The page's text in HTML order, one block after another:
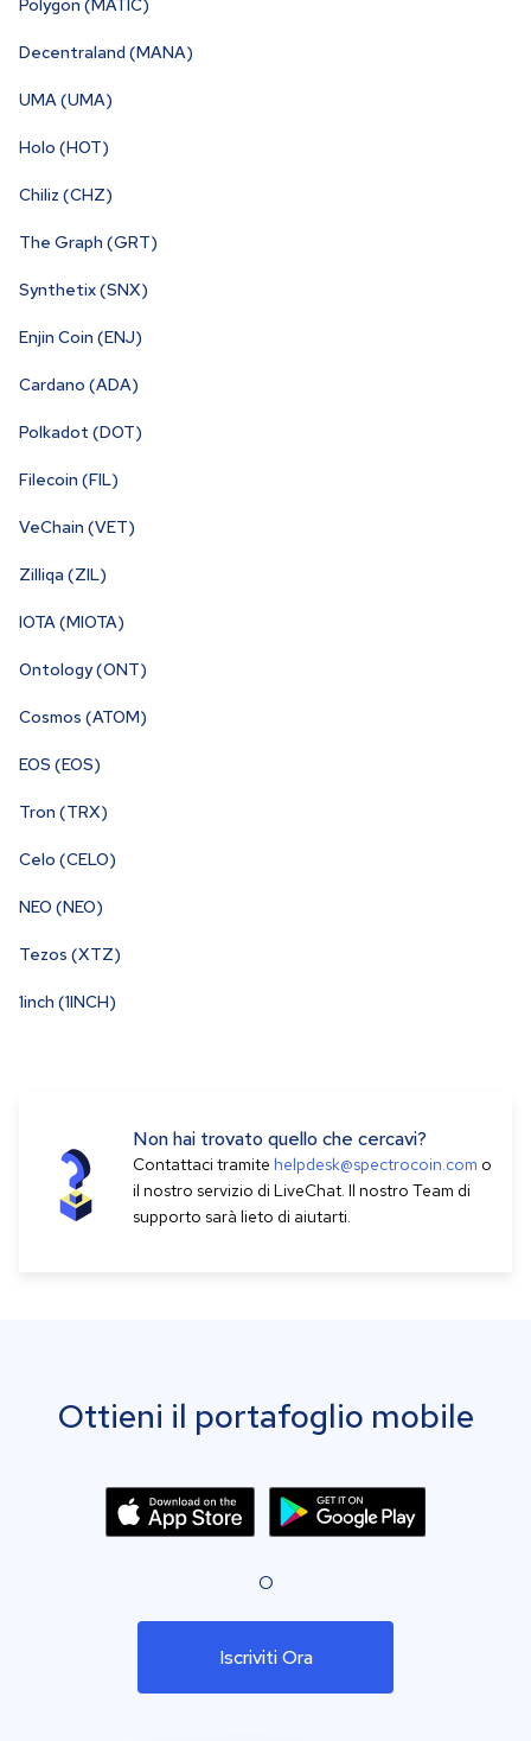
Polygon (MATIC)
Decentraland (MANA)
UMA (UMA)
Holo (HOT)
Chiliz (CHZ)
The Graph (GRT)
Synthetix (SNX)
Enjin Coin (ENJ)
Cardano (ADA)
Polkadot (DOT)
Filecoin (FIL)
VeChain (VET)
Zilliqa (ZIL)
IOTA (MIOTA)
Ontology (ONT)
Cosmos (ATOM)
EOS (EOS)
Tron (TRX)
Celo (CELO)
NEO (NEO)
Tezos (XTZ)
1inch (1INCH)
Non hai trovato quello che cercavi?
Contattaci tramite helpdesk@spectrocoin.com o
il nostro servizio di LiveChat. Il nostro Team di
supporto sarà lieto di aiutarti.
Ottieni il portafoglio mobile
O
Iscriviti Ora